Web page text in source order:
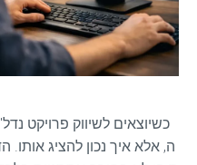
כשיוצאים לשיווק פרויקט
ה, אלא איך נכון להציג אותו.